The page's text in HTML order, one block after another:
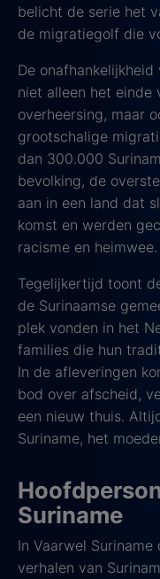
belicht de serie het
de migratiegolf die
De
niet alleen het einde
overheersing, maar
grootschalige
dan 300.000
bevolking, de
aan in een land dat
komst en werden
racisme en heimwee.
Tegelijkertijd toont
de Surinaamse
plek vonden in het
families die hun
In de afleveringen
bod over afscheid,
een nieuw thuis.
Suriname, het
Suriname
In Vaarwel
verhalen van